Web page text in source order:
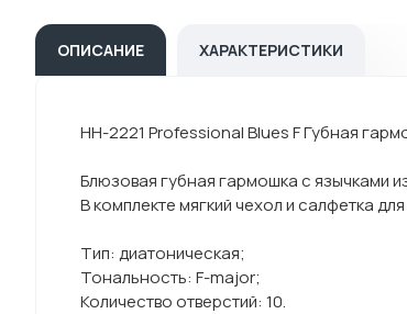
ОПИСАНИЕ ХАРАКТЕРИСТИКИ
HH-2221 Professional Blues F Губная
Блюзовая губная гармошка с язычками
В комплекте мягкий чехол и салфетка для
Тип: диатоническая;
Тональность: F-major;
Количество отверстий: 10.